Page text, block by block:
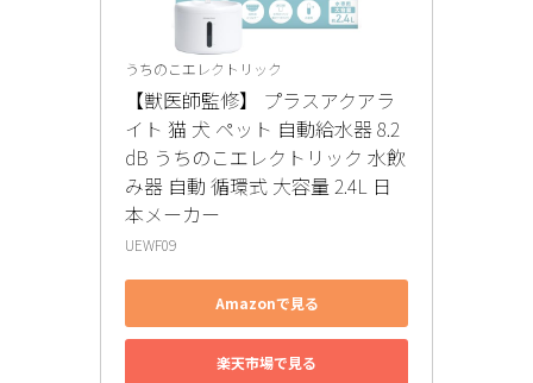
うちのこエレクトリック
【獣医師監修】 プラスアクアラ
イト 猫 犬 ペット 自動給水器 8.2
dB うちのこエレクトリック 水飲
み器 自動 循環式 大容量 2.4L 日
本メーカー
UEWF09
Amazonで見る
楽天市場で見る